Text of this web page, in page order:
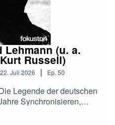
Lehmann (u. a.
Russell)
Juli 2026 | Ep. 50
Legende der deutschen
Synchronisieren,
die deutsche
Manfred Lehmann